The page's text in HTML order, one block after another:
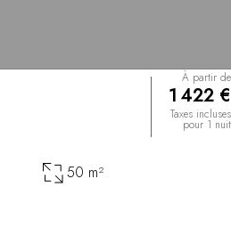
À partir de
1 422 €
Taxes incluses
pour 1 nuit
50 m²